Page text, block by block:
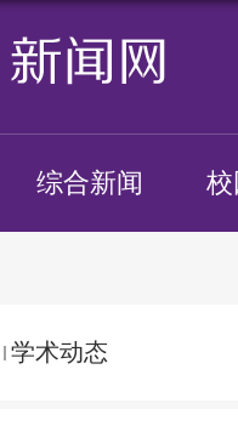
综合新闻
学术动态